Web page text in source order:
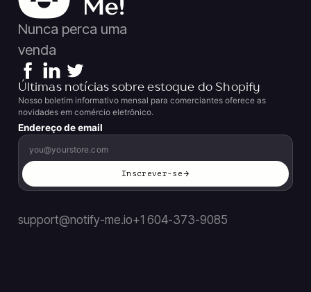
Nunca perca uma
venda
Últimas notícias sobre estoque do Shopify
Nosso boletim informativo mensal para comerciantes oferece as
novidades em comércio eletrônico.
Endereço de email
Inscrever-se
support@notify-me.io+1 604-373-9085